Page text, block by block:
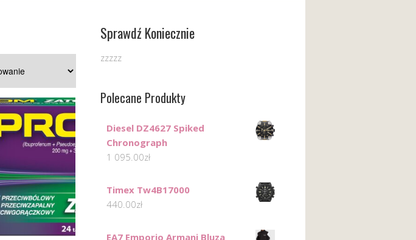
Sprawdź Koniecznie
zzzzz
Polecane Produkty
Diesel DZ4627 Spiked
Chronograph
1 095.00zł
Timex Tw4B17000
440.00zł
EA7 Emporio Armani Bluza